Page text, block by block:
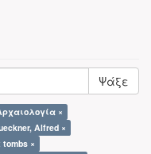
Ψάξε
×
Alfred ×
×